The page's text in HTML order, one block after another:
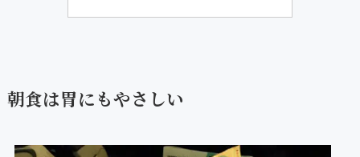
朝食は胃にもやさしい